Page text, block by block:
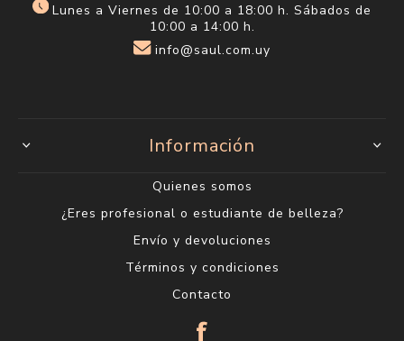
Lunes a Viernes de 10:00 a 18:00 h. Sábados de
10:00 a 14:00 h.
info@saul.com.uy
Información
Quienes somos
¿Eres profesional o estudiante de belleza?
Envío y devoluciones
Términos y condiciones
Contacto